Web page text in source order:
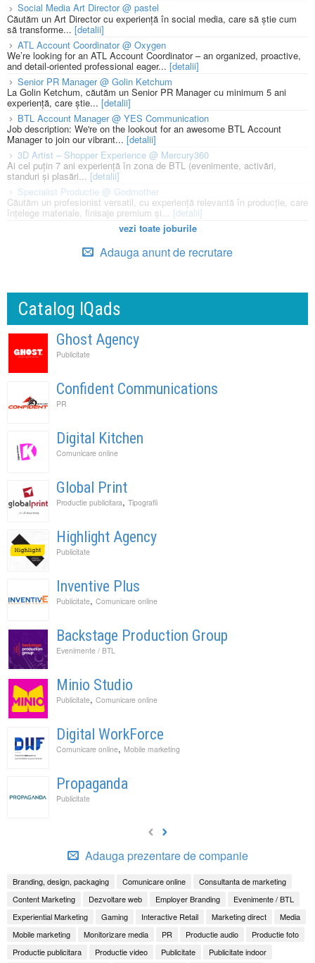
Social Media Art Director @ pastel
Căutăm un Art Director cu experiență în social media, care să știe cum
să transforme... [detalii]
ATL Account Coordinator @ Oxygen
We’re looking for an ATL Account Coordinator – an organized, proactive,
and detail-oriented professional eager... [detalii]
Senior PR Manager @ Golin Ketchum
La Golin Ketchum, căutăm un Senior PR Manager cu minimum 5 ani
experiență, care știe... [detalii]
BTL Account Manager @ YES Communication
Job description: We're on the lookout for an awesome BTL Account
Manager to join our vibrant... [detalii]
3D Artist – Shopper Experience @ Mercury360
Ai cel puțin 7 ani experiență în zona de BTL (evenimente, activări,
standuri și plasări...[detalii]
Specialist Productie @ Godmother
Căutăm un profesionist versatil, cu experiență relevantă în producție, care
înțelege materiale, finisaje premium și... [detalii]
vezi toate joburile
Adauga anunt de recrutare
Catalog IQads
Ghost Agency
Publicitate
Confident Communications
PR
Digital Kitchen
Comunicare online
Global Print
Productie publicitara, Tipografii
Highlight Agency
Publicitate
Inventive Plus
Publicitate, Comunicare online
Backstage Production Group
Evenimente / BTL
Minio Studio
Publicitate, Comunicare online
Digital WorkForce
Comunicare online, Mobile marketing
Propaganda
Publicitate
Adauga prezentare de companie
Branding, design, packaging Comunicare online
Consultanta de marketing
Content Marketing
Dezvoltare web Employer Branding
Evenimente / BTL
Experiential Marketing
Gaming Interactive Retail Marketing direct
Media
Mobile marketing
Monitorizare media PR Productie audio
Productie foto
Productie publicitara
Productie video Publicitate Publicitate indoor